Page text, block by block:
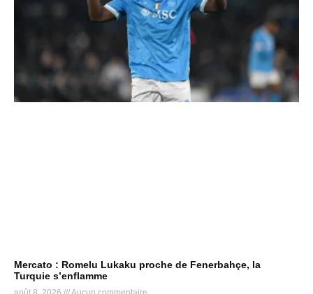
Mercato : Romelu Lukaku proche de Fenerbahçe, la
Turquie s’enflamme